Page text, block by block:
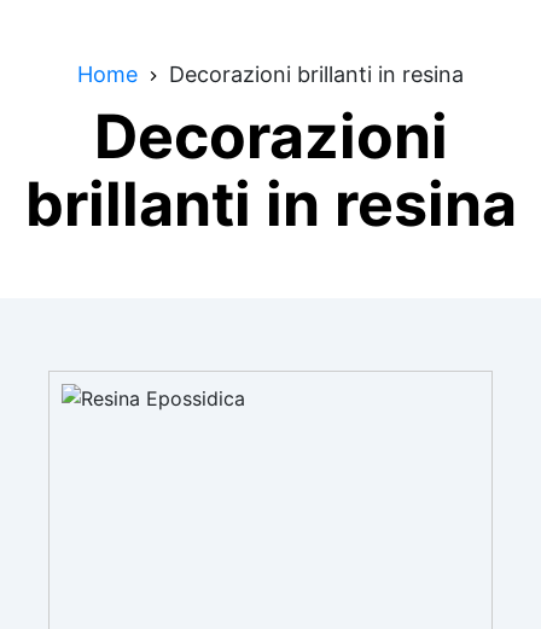
Home Decorazioni brillanti in resina
Decorazioni
brillanti in resina